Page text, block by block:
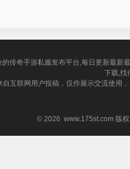
传奇手游私服发布平台,每日更新最
下载,找
互联网用户投稿，仅作展示交流使用
© 2026 www.175st.com 版